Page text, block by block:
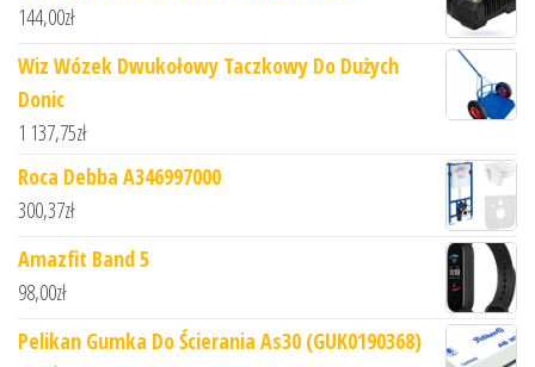
144,00zł
Wiz Wózek Dwukołowy Taczkowy Do Dużych
Donic
1 137,75zł
Roca Debba A346997000
300,37zł
Amazfit Band 5
98,00zł
Pelikan Gumka Do Ścierania As30 (GUK0190368)